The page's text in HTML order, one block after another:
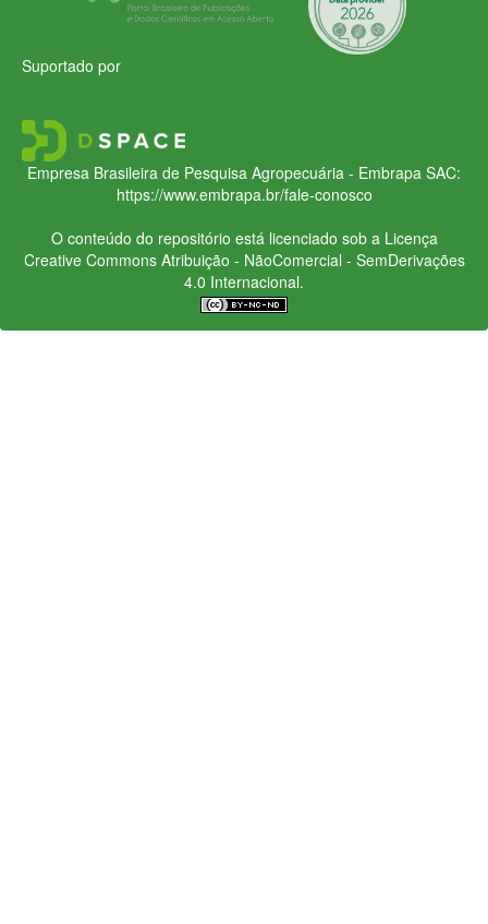
Suportado por
Empresa Brasileira de Pesquisa Agropecuária - Embrapa SAC:
https://www.embrapa.br/fale-conosco
O conteúdo do repositório está licenciado sob a Licença
Creative CommonsAtribuição - NãoComercial - SemDerivações
4.0 Internacional.